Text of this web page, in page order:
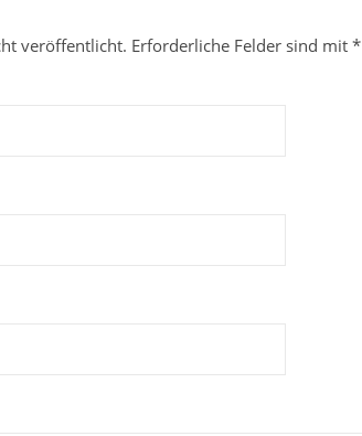
veröffentlicht. Erforderliche Felder sind mit *